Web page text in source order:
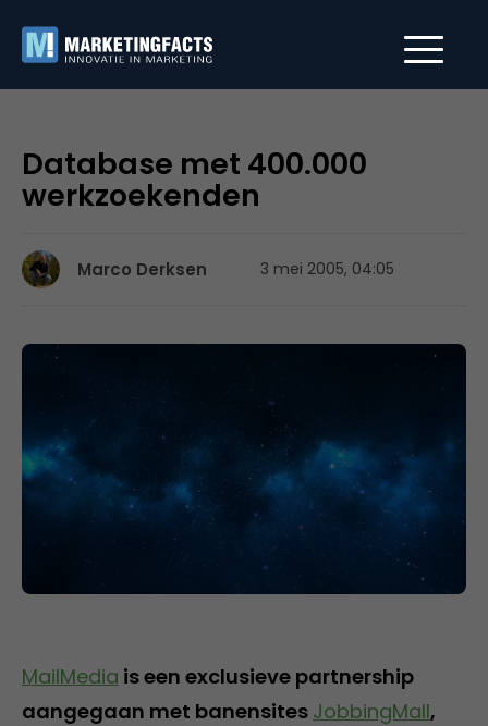
Database met 400.000
werkzoekenden
Marco Derksen 3 mei 2005, 04:05
MailMedia is een exclusieve partnership
aangegaan met banensites JobbingMall,